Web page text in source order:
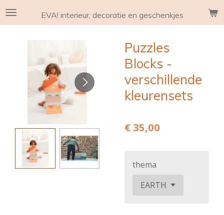
Ga
hoofdinhoud
EVA! interieur, decoratie en geschenkjes
Puzzles
Blocks -
verschillende
kleurensets
€ 35,00
thema